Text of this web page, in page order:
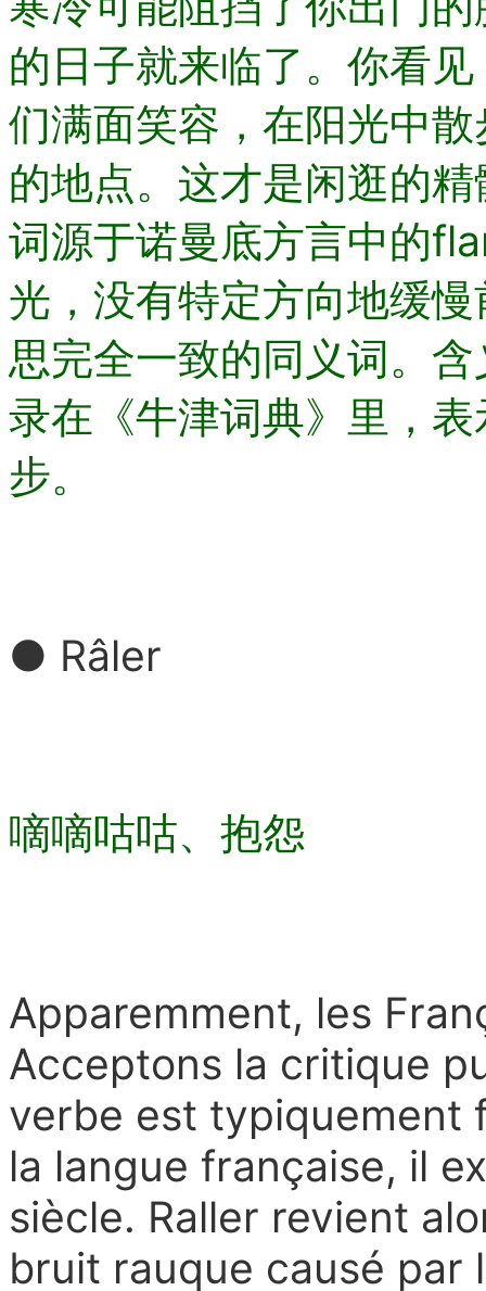
的日子就来临了。你看
们满面笑容，在阳光中
的地点。这才是闲逛的
词源于诺曼底方言中的
光，没有特定方向地缓
思完全一致的同义词。
录在《牛津词典》里，
步。
● Râler
嘀嘀咕咕、抱怨
Apparemment, les
Acceptons la critique
verbe est typiquement
la langue française, il
siècle. Raller revient
bruit rauque causé par